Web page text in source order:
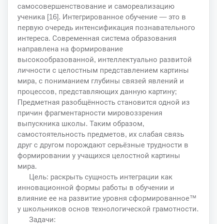
самосовершенствование и самореализацию
ученика [16]. Интегрированное обучение — это в
первую очередь интенсификация познавательного
интереса. Современная система образования
направлена на формирование
высокообразованной, интеллектуально развитой
личности с целостным представлением картины
мира, с пониманием глубины связей явлений и
процессов, представляющих данную картину;
Предметная разобщённость становится одной из
причин фрагментарности мировоззрения
выпускника школы. Таким образом,
самостоятельность предметов, их слабая связь
друг с другом порождают серьёзные трудности в
формировании у учащихся целостной картины
мира.
Цель: раскрыть сущность интеграции как
инновационной формы работы в обучении и
влияние ее на развитие уровня сформированное™
у школьников основ технологической грамотности.
Задачи: